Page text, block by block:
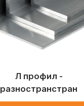
Л профил -
разностранстран